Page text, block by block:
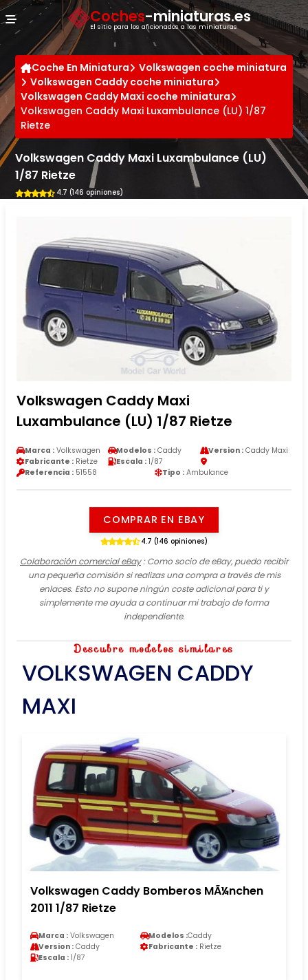
Coches-miniaturas.es
El sitio para los aficionados a las miniaturas
Coche En Miniatura
Volkswagen coche miniatura
Volkswagen Caddy coche miniatura
Volkswagen Caddy Maxi coche miniatura
Volkswagen Caddy Maxi Luxambulance (LU) 1/87
Rietze
Volkswagen Caddy Maxi Luxambulance (LU)
1/87 Rietze
4.7 (146 opiniones)
Volkswagen Caddy Maxi
Luxambulance (LU) 1/87 Rietze
Marca : Volkswagen Modelos : Caddy Version :Caddy Maxi
Fabricante : Rietze Escala : 1/87
Referencia : 51558 Tipo : Ambulance
COMPRAR EN EBAY
4.7 (146 opiniones)
Colaboración comercial eBay: Como socio de eBay, puedo recibir
una pequeña comisión si realizas una compra a través de mis
enlaces. Esto no supone ningún coste adicional para ti y
simplemente me ayuda a continuar mi trabajo de forma
independiente.
Descubre modelos similares
VOLKSWAGEN CADDY
MAXI
Volkswagen Caddy Bomberos MÃ¼nchen
2011 1/87 Rietze
Marca : Volkswagen Modelos :Caddy
Version : Caddy Fabricante : Rietze
Escala : 1/87
Panel de gestión de cookies